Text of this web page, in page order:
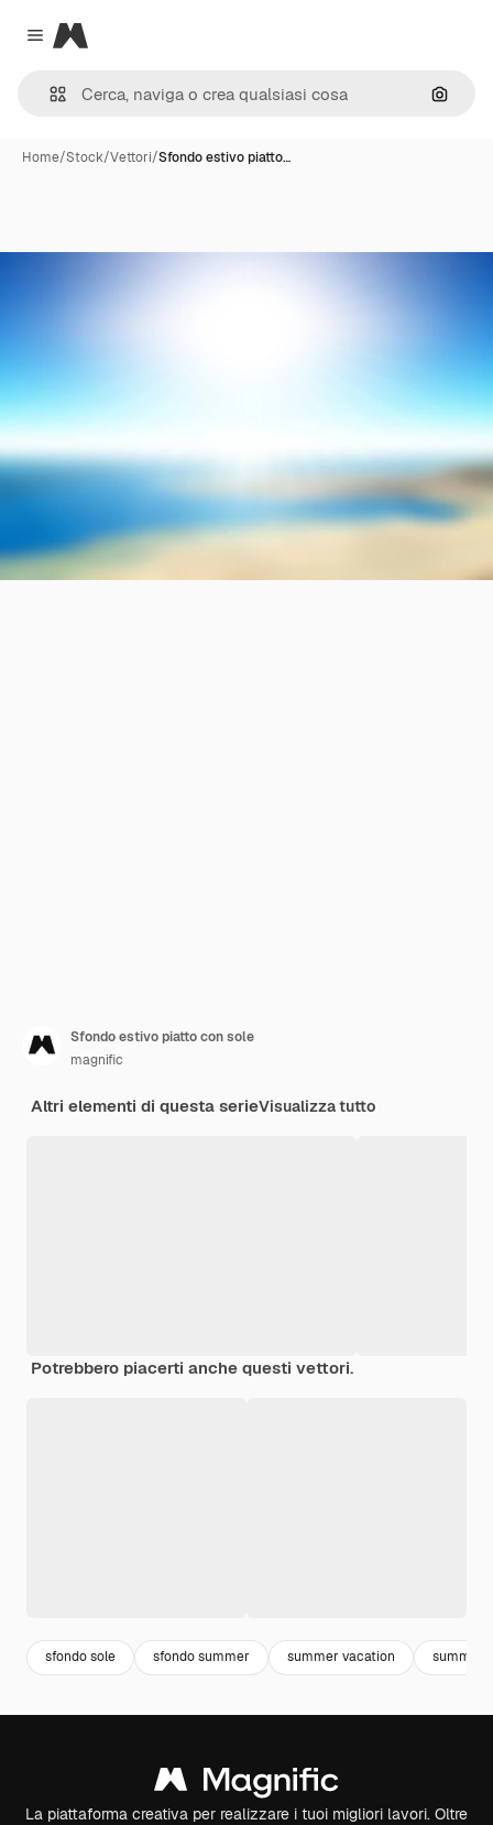
Close menu
Magnific
Cerca
Home/Stock/Vettori/Sfondo estivo piatto…
Sfondo estivo piatto con sole
magnific
Altri elementi di questa serieVisualizza tutto
Potrebbero piacerti anche questi vettori.
sfondo sole sfondo summer summer vacation summer
La piattaforma creativa per realizzare i tuoi migliori lavori. Oltre